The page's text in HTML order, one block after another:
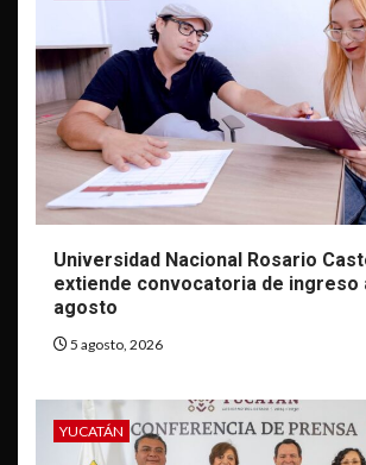
Universidad Nacional Rosario
extiende convocatoria de ingreso
agosto
5 agosto, 2026
YUCATÁN